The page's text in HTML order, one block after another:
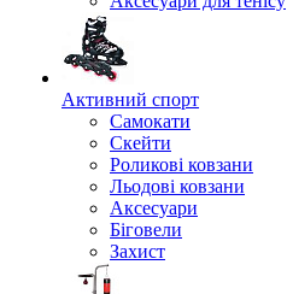
Активний спорт
Самокати
Скейти
Роликові ковзани
Льодові ковзани
Аксесуари
Біговели
Захист